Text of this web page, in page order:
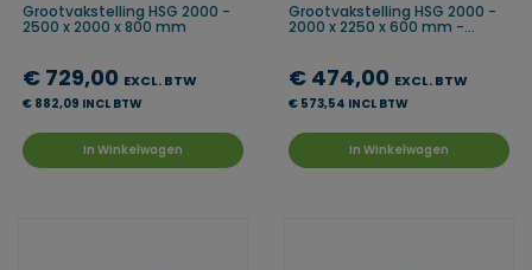
Grootvakstelling HSG 2000 -
2500 x 2000 x 800 mm
€ 729,00 EXCL. BTW
€ 882,09 INCL BTW
In Winkelwagen
Grootvakstelling HSG 2000 -
2000 x 2250 x 600 mm -...
€ 474,00 EXCL. BTW
€ 573,54 INCL BTW
In Winkelwagen